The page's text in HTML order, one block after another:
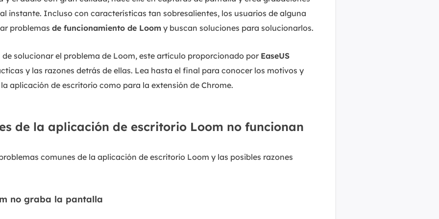
instante. Incluso con características tan sobresalientes, los usuarios de alguna
problemas de funcionamiento de Loom y buscan soluciones para solucionarlos.
solucionar el problema de Loom, este artículo proporcionado por EaseUS
y las razones detrás de ellas. Lea hasta el final para conocer los motivos y
aplicación de escritorio como para la extensión de Chrome.
de la aplicación de escritorio Loom no funcionan
comunes de la aplicación de escritorio Loom y las posibles razones
no graba la pantalla